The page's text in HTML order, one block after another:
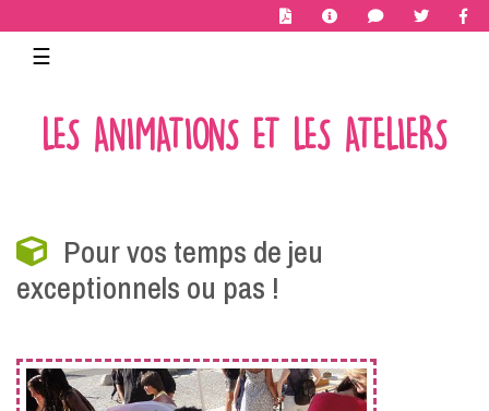
Toggle navigation
☰
LES ANIMATIONS ET LES ATELIERS
Pour vos temps de jeu
exceptionnels ou pas !